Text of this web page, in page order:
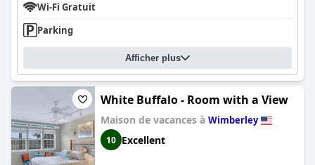
Wi-Fi Gratuit
Parking
Afficher plus
White Buffalo - Room with a View
Maison de vacances à Wimberley
10 Excellent